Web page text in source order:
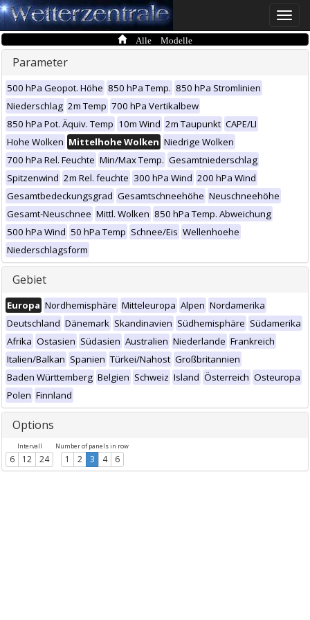
Toggle
Alle Modelle
Parameter
500 hPa Geopot. Höhe 850 hPa Temp. 850 hPa Stromlinien
Niederschlag 2m Temp 700 hPa Vertikalbew
850 hPa Pot. Äquiv. Temp 10m Wind 2m Taupunkt CAPE/LI
Hohe Wolken Mittelhohe Wolken Niedrige Wolken
700 hPa Rel. Feuchte Min/Max Temp. Gesamtniederschlag
Spitzenwind 2m Rel. feuchte 300 hPa Wind 200 hPa Wind
Gesamtbedeckungsgrad Gesamtschneehöhe Neuschneehöhe
Gesamt-Neuschnee Mittl. Wolken 850 hPa Temp. Abweichung
500 hPa Wind 50 hPa Temp Schnee/Eis Wellenhoehe
Niederschlagsform
Gebiet
Europa Nordhemisphäre Mitteleuropa Alpen Nordamerika
Deutschland Dänemark Skandinavien Südhemisphäre Südamerika
Afrika Ostasien Südasien Australien Niederlande Frankreich
Italien/Balkan Spanien Türkei/Nahost Großbritannien
Baden Württemberg Belgien Schweiz Island Österreich Osteuropa
Polen Finnland
Options
Intervall
6 12 24
Number of panels in row
1 2 3 4 6